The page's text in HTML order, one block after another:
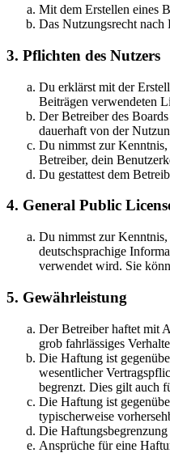
Mit dem Erstellen eines
Das Nutzungsrecht nach
3. Pflichten des Nutzers
Du erklärst mit der
Beiträgen verwendeten
Der Betreiber des
dauerhaft von der
Du nimmst zur Kenntnis,
Betreiber, dein
Du gestattest dem
4. General Public
Du nimmst zur Kenntnis,
deutschsprachige
verwendet wird. Sie
5. Gewährleistung
Der Betreiber haftet mit
grob fahrlässiges
Die Haftung ist
wesentlicher
begrenzt. Dies gilt auch
Die Haftung ist
typischerweise
Die
Ansprüche für eine